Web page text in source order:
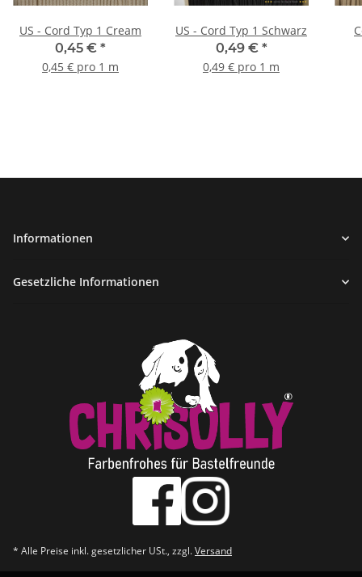
US - Cord Typ 1 Cream
0,45 € *
0,45 € pro 1 m
US - Cord Typ 1 Schwarz
0,49 € *
0,49 € pro 1 m
Informationen
Gesetzliche Informationen
* Alle Preise inkl. gesetzlicher USt., zzgl.Versand